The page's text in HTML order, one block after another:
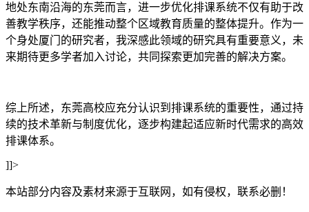
地处东南沿海的东莞而言，进一步优化排课系统不仅有助于改
善教学秩序，还能推动整个区域教育质量的整体提升。作为一
个身处厦门的研究者，我深感此领域的研究具有重要意义，未
来期待更多学者加入讨论，共同探索更加完善的解决方案。
综上所述，东莞高校应充分认识到排课系统的重要性，通过持
续的技术革新与制度优化，逐步构建起适应新时代需求的高效
排课体系。
]]>
本站部分内容及素材来源于互联网，如有侵权，联系必删！